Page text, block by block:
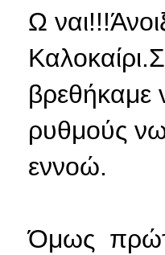
Ω
βρεθήκαμε
ρυθμούς
εννοώ.
Όμως